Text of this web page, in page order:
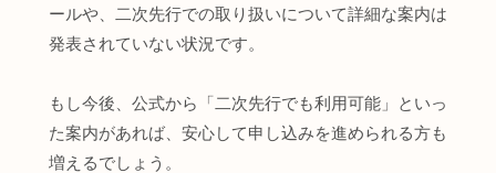
ールや、二次先行での取り扱いについて詳細な案内は
発表されていない状況です。
もし今後、公式から「二次先行でも利用可能」といっ
た案内があれば、安心して申し込みを進められる方も
増えるでしょう。